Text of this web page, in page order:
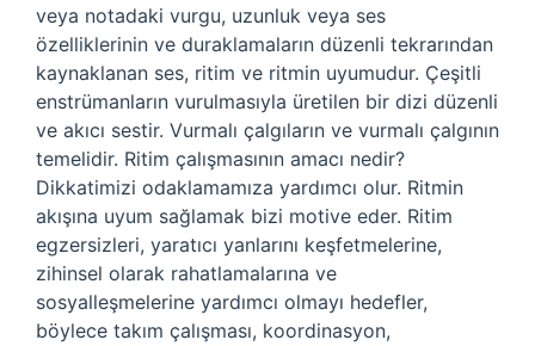
veya notadaki vurgu, uzunluk veya ses
özelliklerinin ve duraklamaların düzenli tekrarından
kaynaklanan ses, ritim ve ritmin uyumudur. Çeşitli
enstrümanların vurulmasıyla üretilen bir dizi düzenli
ve akıcı sestir. Vurmalı çalgıların ve vurmalı çalgının
temelidir. Ritim çalışmasının amacı nedir?
Dikkatimizi odaklamamıza yardımcı olur. Ritmin
akışına uyum sağlamak bizi motive eder. Ritim
egzersizleri, yaratıcı yanlarını keşfetmelerine,
zihinsel olarak rahatlamalarına ve
sosyalleşmelerine yardımcı olmayı hedefler,
böylece takım çalışması, koordinasyon,